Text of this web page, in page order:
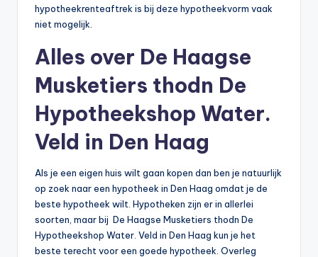
hypotheekrenteaftrek is bij deze hypotheekvorm vaak
niet mogelijk.
Alles over De Haagse
Musketiers thodn De
Hypotheekshop Water.
Veld in Den Haag
Als je een eigen huis wilt gaan kopen dan ben je natuurlijk
op zoek naar een hypotheek in Den Haag omdat je de
beste hypotheek wilt. Hypotheken zijn er in allerlei
soorten, maar bij De Haagse Musketiers thodn De
Hypotheekshop Water. Veld in Den Haag kun je het
beste terecht voor een goede hypotheek. Overleg